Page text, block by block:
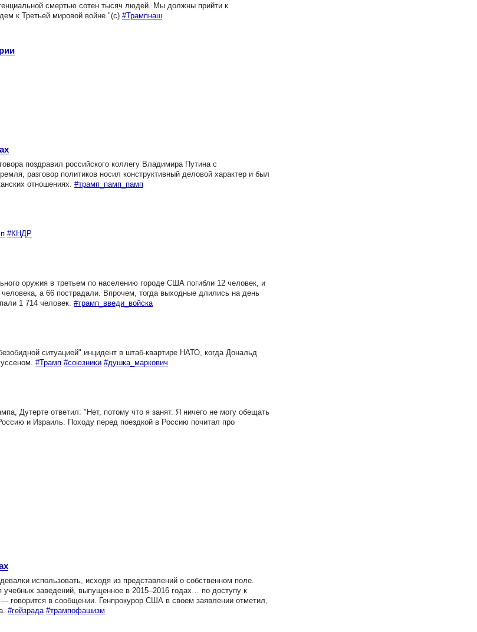
смертью сотен тысяч людей. Мы должны прийти к
к Третьей мировой войне."(с) #Трампнаш
поздравил российского коллегу Владимира Путина с
разговор политиков носил конструктивный деловой характер и был
отношениях. #трамп_памп_памп
#КНДР
оружия в третьем по населению городе США погибли 12 человек, и
а 66 пострадали. Впрочем, тогда выходные длились на день
1 714 человек. #трамп_введи_войска
ситуацией" инцидент в штаб-квартире НАТО, когда Дональд
#Трамп #союзники #душка_маркович
Дутерте ответил: "Нет, потому что я занят. Я ничего не могу обещать
и Израиль. Походу перед поездкой в Россию почитал про
использовать, исходя из представлений о собственном поле.
заведений, выпущенное в 2015–2016 годах… по доступу к
говорится в сообщении. Генпрокурор США в своем заявлении отметил,
#гейзрада #трампофашизм